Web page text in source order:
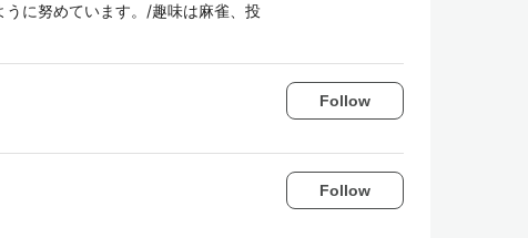
に努めています。/趣味は麻雀、投
Follow
Follow